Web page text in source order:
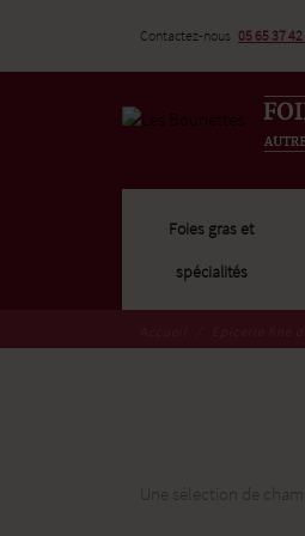
Contactez-nous 05 65 37
Foies gras et
spécialités
Une sélection de